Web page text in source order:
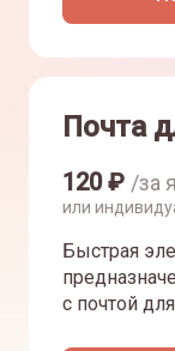
Почта
120₽ /за
или
Быстрая
с почтой